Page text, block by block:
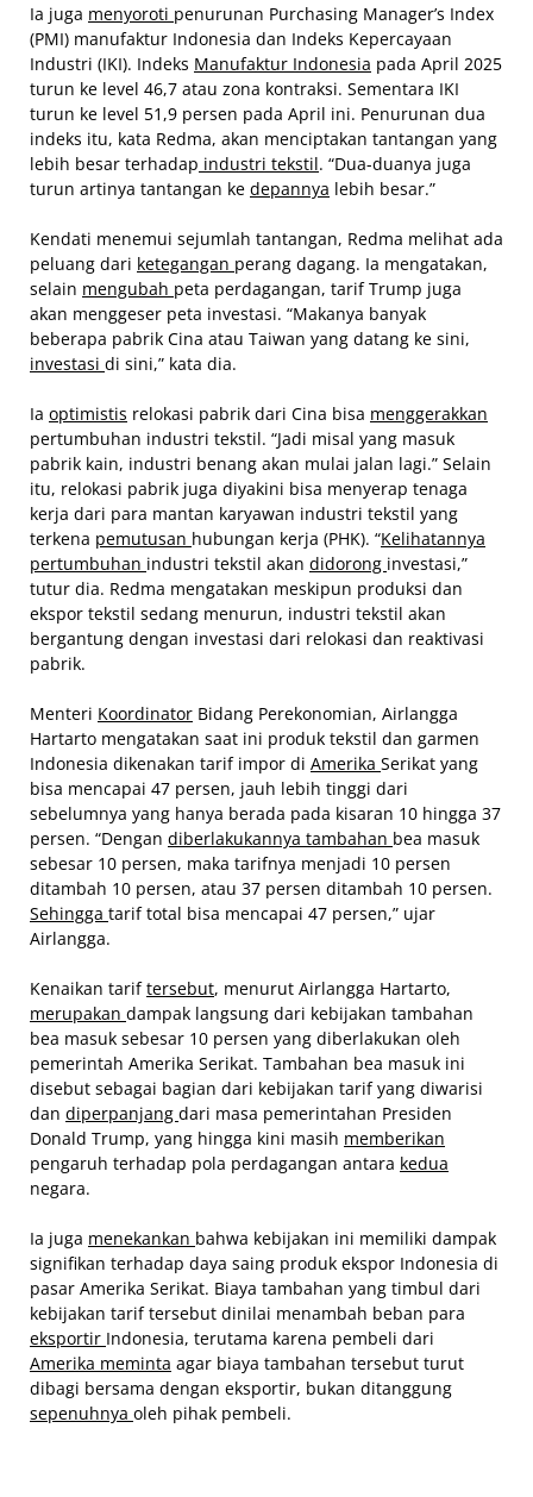
Ia juga menyoroti penurunan Purchasing Manager’s Index
(PMI) manufaktur Indonesia dan Indeks Kepercayaan
Industri (IKI). Indeks Manufaktur Indonesia pada April 2025
turun ke level 46,7 atau zona kontraksi. Sementara IKI
turun ke level 51,9 persen pada April ini. Penurunan dua
indeks itu, kata Redma, akan menciptakan tantangan yang
lebih besar terhadap industri tekstil. “Dua-duanya juga
turun artinya tantangan ke depannya lebih besar.”
Kendati menemui sejumlah tantangan, Redma melihat ada
peluang dari ketegangan perang dagang. Ia mengatakan,
selain mengubah peta perdagangan, tarif Trump juga
akan menggeser peta investasi. “Makanya banyak
beberapa pabrik Cina atau Taiwan yang datang ke sini,
investasi di sini,” kata dia.
Ia optimistis relokasi pabrik dari Cina bisa menggerakkan
pertumbuhan industri tekstil. “Jadi misal yang masuk
pabrik kain, industri benang akan mulai jalan lagi.” Selain
itu, relokasi pabrik juga diyakini bisa menyerap tenaga
kerja dari para mantan karyawan industri tekstil yang
terkena pemutusan hubungan kerja (PHK). “Kelihatannya
pertumbuhan industri tekstil akan didorong investasi,”
tutur dia. Redma mengatakan meskipun produksi dan
ekspor tekstil sedang menurun, industri tekstil akan
bergantung dengan investasi dari relokasi dan reaktivasi
pabrik.
Menteri Koordinator Bidang Perekonomian, Airlangga
Hartarto mengatakan saat ini produk tekstil dan garmen
Indonesia dikenakan tarif impor di Amerika Serikat yang
bisa mencapai 47 persen, jauh lebih tinggi dari
sebelumnya yang hanya berada pada kisaran 10 hingga 37
persen. “Dengan diberlakukannya tambahan bea masuk
sebesar 10 persen, maka tarifnya menjadi 10 persen
ditambah 10 persen, atau 37 persen ditambah 10 persen.
Sehingga tarif total bisa mencapai 47 persen,” ujar
Airlangga.
Kenaikan tariftersebut, menurut Airlangga Hartarto,
merupakan dampak langsung dari kebijakan tambahan
bea masuk sebesar 10 persen yang diberlakukan oleh
pemerintah Amerika Serikat. Tambahan bea masuk ini
disebut sebagai bagian dari kebijakan tarif yang diwarisi
dan diperpanjang dari masa pemerintahan Presiden
Donald Trump, yang hingga kini masih memberikan
pengaruh terhadap pola perdagangan antara kedua
negara.
Ia juga menekankan bahwa kebijakan ini memiliki dampak
signifikan terhadap daya saing produk ekspor Indonesia di
pasar Amerika Serikat. Biaya tambahan yang timbul dari
kebijakan tarif tersebut dinilai menambah beban para
eksportir Indonesia, terutama karena pembeli dari
Amerika meminta agar biaya tambahan tersebut turut
dibagi bersama dengan eksportir, bukan ditanggung
sepenuhnya oleh pihak pembeli.